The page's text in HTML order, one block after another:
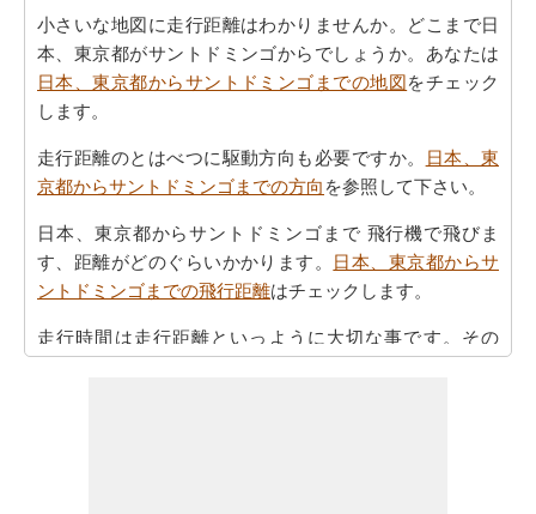
小さいな地図に走行距離はわかりませんか。どこまで日
本、東京都がサントドミンゴからでしょうか。あなたは
日本、東京都からサントドミンゴまでの地図をチェック
します。
走行距離のとはべつに駆動方向も必要ですか。
日本、東
京都からサントドミンゴまでの方向 を参照して下さい。
日本、東京都からサントドミンゴまで 飛行機で飛びま
す、距離がどのぐらいかかります。
日本、東京都からサ
ントドミンゴまでの飛行距離はチェックします。
走行時間は走行距離といっように大切な事です。その